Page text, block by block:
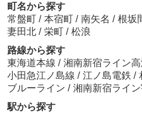
町名から探す
常盤町 / 本宿町 / 南矢名 / 根坂
妻田北 / 栄町 / 松浪
路線から探す
東海道本線 / 湘南新宿ライン
小田急江ノ島線 / 江ノ島電鉄 /
ブルーライン / 湘南新宿ライ
駅から探す